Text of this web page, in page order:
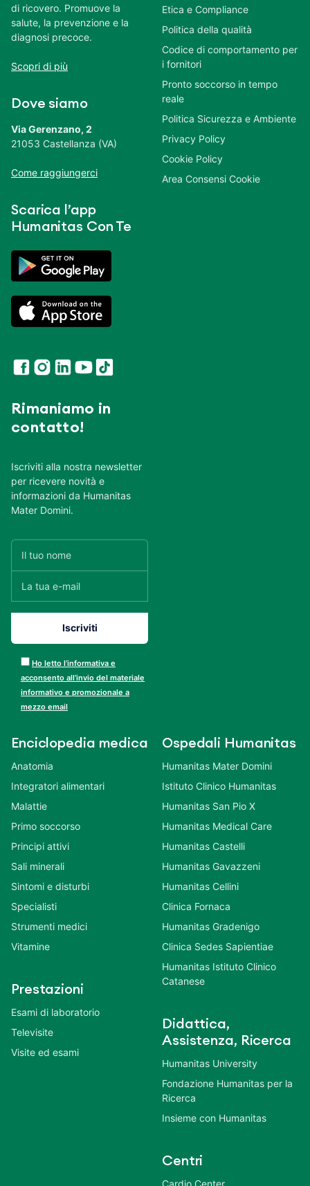
di ricovero. Promuove la
salute, la prevenzione e la
diagnosi precoce.
Scopri di più
Dove siamo
Via Gerenzano, 2
21053 Castellanza (VA)
Come raggiungerci
Scarica l’app
Humanitas Con Te
Rimaniamo in
contatto!
Iscriviti alla nostra newsletter
per ricevere novità e
informazioni da Humanitas
Mater Domini.
Ho letto l’informativa e
acconsento all’invio del materiale
informativo e promozionale a
mezzo email
Etica e Compliance
Politica della qualità
Codice di comportamento per
i fornitori
Pronto soccorso in tempo
reale
Politica Sicurezza e Ambiente
Privacy Policy
Cookie Policy
Area Consensi Cookie
Enciclopedia medica
Anatomia
Integratori alimentari
Malattie
Primo soccorso
Principi attivi
Sali minerali
Sintomi e disturbi
Specialisti
Strumenti medici
Vitamine
Prestazioni
Esami di laboratorio
Televisite
Visite ed esami
Ospedali Humanitas
Humanitas Mater Domini
Istituto Clinico Humanitas
Humanitas San Pio X
Humanitas Medical Care
Humanitas Castelli
Humanitas Gavazzeni
Humanitas Cellini
Clinica Fornaca
Humanitas Gradenigo
Clinica Sedes Sapientiae
Humanitas Istituto Clinico
Catanese
Didattica,
Assistenza, Ricerca
Humanitas University
Fondazione Humanitas per la
Ricerca
Insieme con Humanitas
Centri
Cardio Center